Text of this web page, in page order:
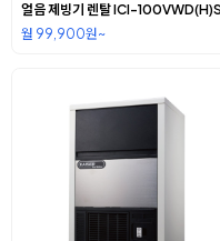
얼음 제빙기 렌탈 ICI-100VWD(H)S
월 99,900원~